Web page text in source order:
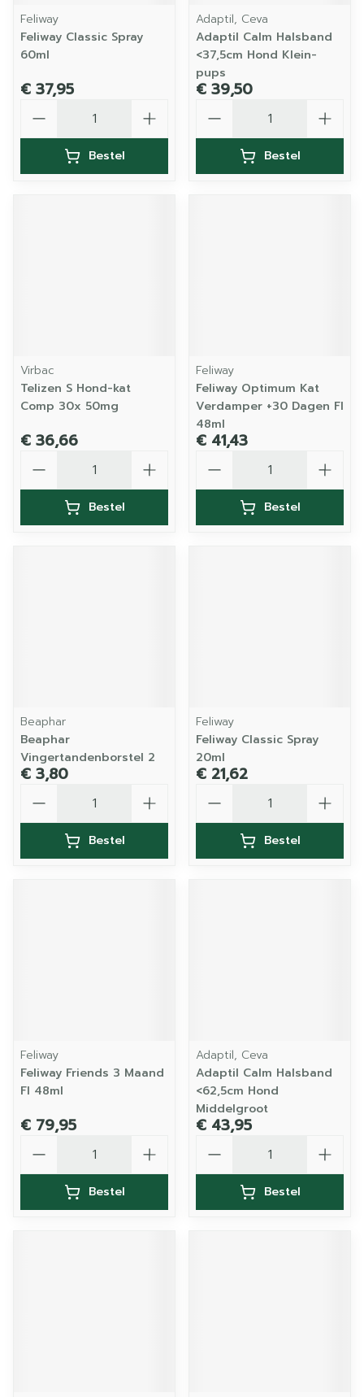
Feliway
Feliway Classic Spray
60ml
€ 37,95
Bestel
Adaptil, Ceva
Adaptil Calm Halsband
<37,5cm Hond Klein-
pups
€ 39,50
Bestel
Virbac
Telizen S Hond-kat
Comp 30x 50mg
€ 36,66
Bestel
Feliway
Feliway Optimum Kat
Verdamper +30 Dagen Fl
48ml
€ 41,43
Bestel
Beaphar
Beaphar
Vingertandenborstel 2
€ 3,80
Bestel
Feliway
Feliway Classic Spray
20ml
€ 21,62
Bestel
Feliway
Feliway Friends 3 Maand
Fl 48ml
€ 79,95
Bestel
Adaptil, Ceva
Adaptil Calm Halsband
<62,5cm Hond
Middelgroot
€ 43,95
Bestel